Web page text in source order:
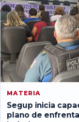
MATERIA
Segup inicia
plano de